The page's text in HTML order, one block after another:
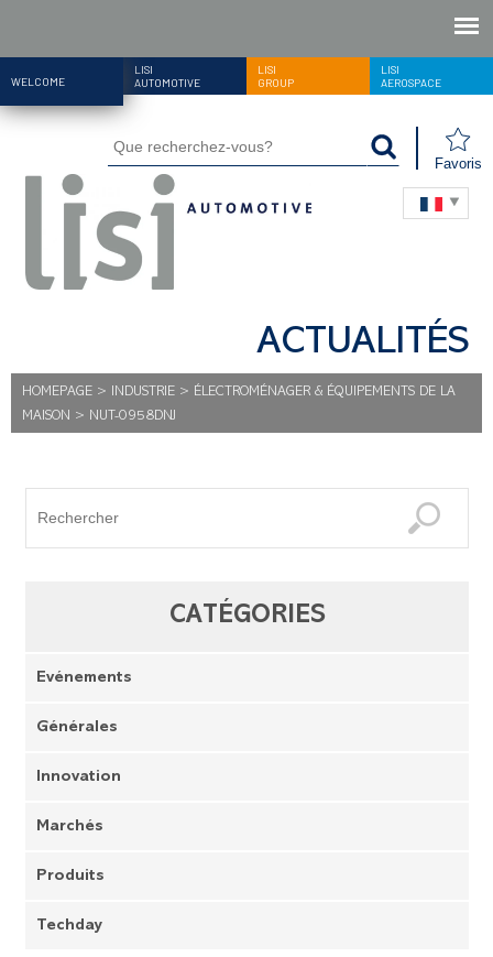
WELCOME
LISI
AUTOMOTIVE
LISI
GROUP
LISI
AEROSPACE
Favoris
ACTUALITÉS
HOMEPAGE > INDUSTRIE > ÉLECTROMÉNAGER & ÉQUIPEMENTS DE LA
MAISON > NUT-0958DNJ
CATÉGORIES
Evénements
Générales
Innovation
Marchés
Produits
Techday